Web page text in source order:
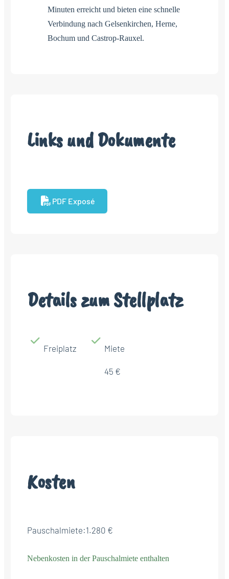
Minuten erreicht und bieten eine schnelle
Verbindung nach Gelsenkirchen, Herne,
Bochum und Castrop-Rauxel.
Links und Dokumente
PDF Exposé
Details zum Stellplatz
Freiplatz Miete
45 €
Kosten
Pauschalmiete:1.280 €
Nebenkosten in der Pauschalmiete enthalten